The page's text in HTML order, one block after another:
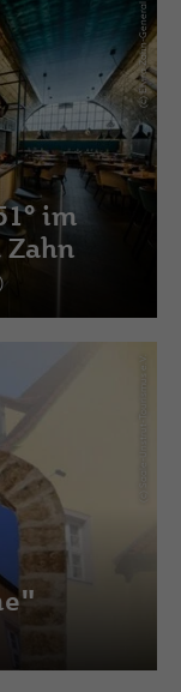
(c) Elvira Zahn-General
im
(c) Saale-Unstrut-Tourismus e.V.